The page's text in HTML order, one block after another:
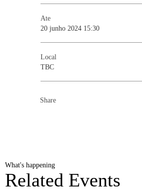
Ate
20 junho 2024 15:30
Local
TBC
Share
What's happening
Related Events